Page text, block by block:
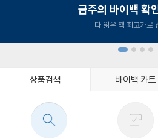
금주의 바이백 확
다 읽은 책 최고가로
상품검색 바이백 카트